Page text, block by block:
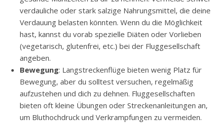
verdauliche oder stark salzige Nahrungsmittel, die deine
Verdauung belasten könnten. Wenn du die Möglichkeit
hast, kannst du vorab spezielle Diäten oder Vorlieben
(vegetarisch, glutenfrei, etc.) bei der Fluggesellschaft
angeben.
Bewegung: Langstreckenflüge bieten wenig Platz für
Bewegung, aber du solltest versuchen, regelmäßig
aufzustehen und dich zu dehnen. Fluggesellschaften
bieten oft kleine Übungen oder Streckenanleitungen an,
um Bluthochdruck und Verkrampfungen zu vermeiden.